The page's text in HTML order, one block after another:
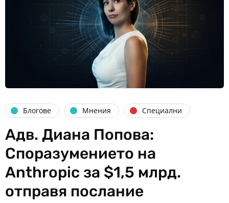
Блогове Мнения Специални
Адв. Диана Попова:
Споразумението на
Anthropic за $1,5 млрд.
отправя послание